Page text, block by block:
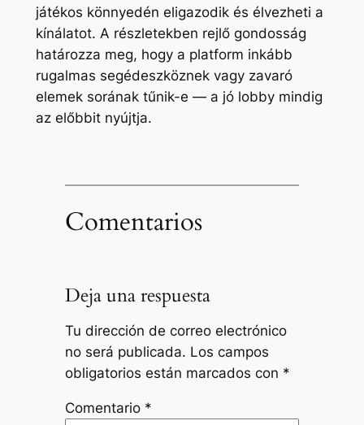
játékos könnyedén eligazodik és élvezheti a
kínálatot. A részletekben rejlő gondosság
határozza meg, hogy a platform inkább
rugalmas segédeszköznek vagy zavaró
elemek sorának tűnik-e — a jó lobby mindig
az előbbit nyújtja.
Comentarios
Deja una respuesta
Tu dirección de correo electrónico
no será publicada. Los campos
obligatorios están marcados con *
Comentario *